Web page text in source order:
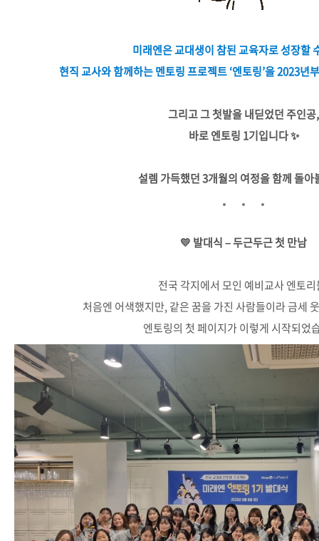
미래엔은 교대생이 참된 교육자로 성장할
현직 교사와 함께하는 멘토링 프로젝트 ‘엔토링’을 2023년
그리고 그 첫발을 내딛었던 주인공,
바로 엔토링 1기입니다 ✨
설렘 가득했던 3개월의 여정을 함께 돌아
💛 발대식 – 두근두근 첫 만남
전국 각지에서 모인 예비교사 엔토
처음엔 어색했지만, 같은 꿈을 가진 사람들이라 금세
엔토링의 첫 페이지가 이렇게 시작되었